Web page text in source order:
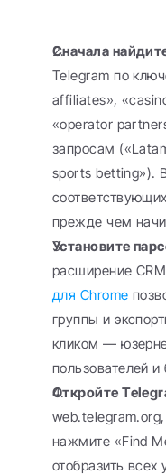
Сначала
Telegram по
affiliates»,
«operator
запросам
sports betting»).
прежде чем
Установите
расширение
для Chrome
группы и
кликом —
пользователей
Откройте
нажмите «Find
отобразить всех